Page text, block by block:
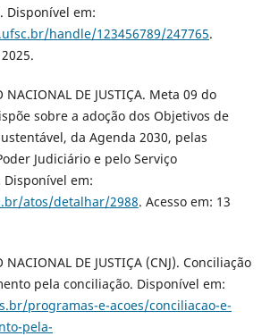
Disponível em:
handle/123456789/247765.
NACIONAL DE JUSTIÇA. Meta 09 do
sobre a adoção dos Objetivos de
da Agenda 2030, pelas
Judiciário e pelo Serviço
em:
atos/detalhar/2988. Acesso em: 13
NACIONAL DE JUSTIÇA (CNJ). Conciliação
pela conciliação. Disponível em:
programas-e-acoes/conciliacao-e-
pela-